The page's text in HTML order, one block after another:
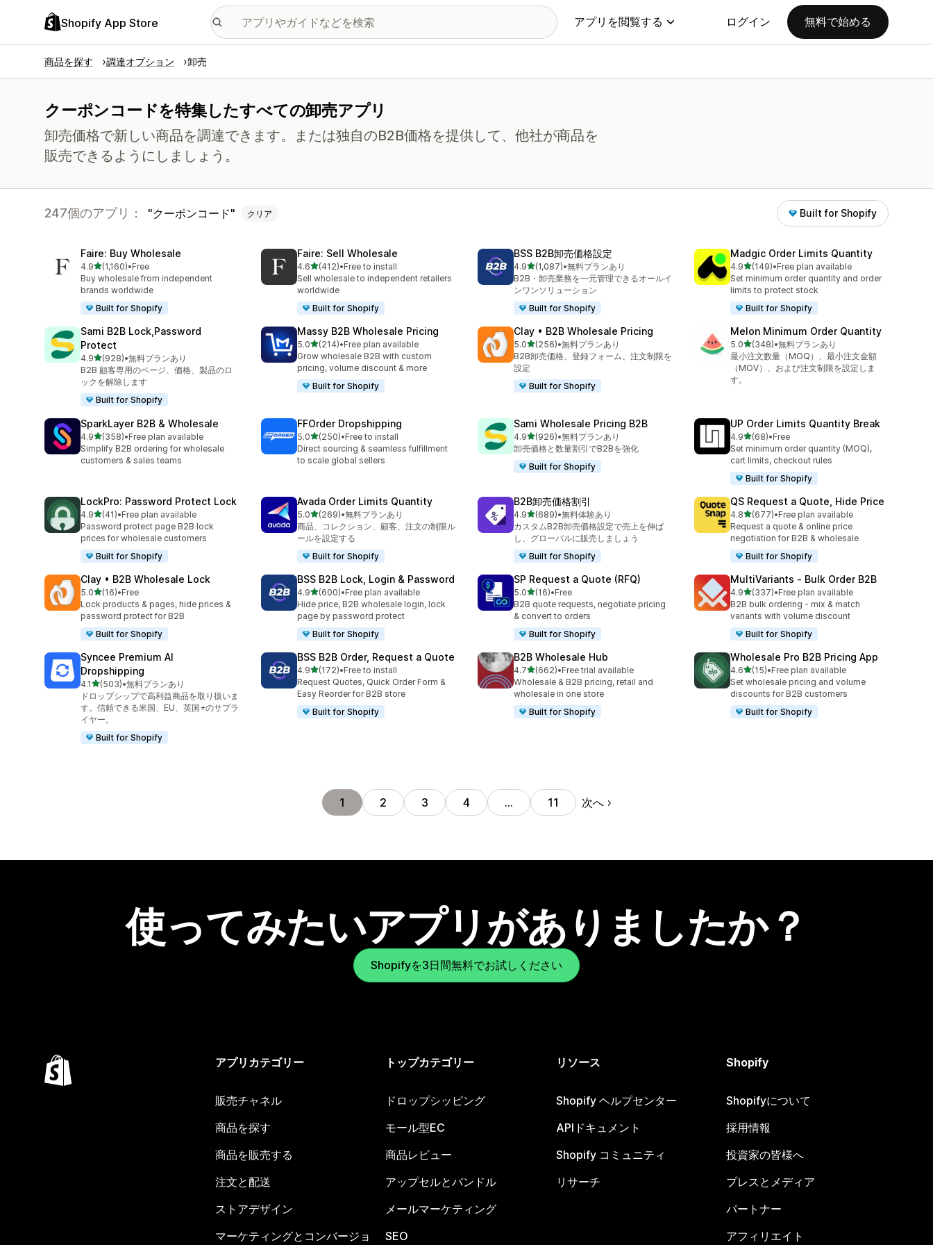
Shopify App Store アプリを閲覧する ログイン 無料で始める
商品を探す 調達オプション 卸売
クーポンコードを特集したすべての卸売アプリ
卸売価格で新しい商品を調達できます。または独自のB2B価格を提供して、他社が商品を
販売できるようにしましょう。
247個のアプリ： クーポンコード クリア Built for Shopify
Faire: Buy Wholesale
4.95つ星中
(1,160)
合計レビュー数：1160件
•Free
Buy wholesale from independent
brands worldwide
Built for Shopify
Faire: Sell Wholesale
4.65つ星中
(412)
合計レビュー数：412件
•Free to install
Sell wholesale to independent retailers
worldwide
Built for Shopify
BSS B2B卸売価格設定
4.95つ星中
(1,087)
合計レビュー数：1087件
•無料プランあり
B2B・卸売業務を一元管理できるオールイ
ンワンソリューション
Built for Shopify
Madgic Order Limits Quantity
4.95つ星中
(149)
合計レビュー数：149件
•Free plan available
Set minimum order quantity and order
limits to protect stock
Built for Shopify
Sami B2B Lock,Password
Protect
4.95つ星中
(928)
合計レビュー数：928件
•無料プランあり
B2B 顧客専用のページ、価格、製品のロ
ックを解除します
Built for Shopify
Massy B2B Wholesale Pricing
5.05つ星中
(214)
合計レビュー数：214件
•Free plan available
Grow wholesale B2B with custom
pricing, volume discount & more
Built for Shopify
Clay • B2B Wholesale Pricing
5.05つ星中
(256)
合計レビュー数：256件
•無料プランあり
B2B卸売価格、登録フォーム、注文制限を
設定
Built for Shopify
Melon Minimum Order Quantity
5.05つ星中
(348)
合計レビュー数：348件
•無料プランあり
最小注文数量（MOQ）、最小注文金額
（MOV）、および注文制限を設定しま
す。
SparkLayer B2B & Wholesale
4.95つ星中
(358)
合計レビュー数：358件
•Free plan available
Simplify B2B ordering for wholesale
customers & sales teams
FFOrder Dropshipping
5.05つ星中
(250)
合計レビュー数：250件
•Free to install
Direct sourcing & seamless fulfillment
to scale global sellers
Sami Wholesale Pricing B2B
4.95つ星中
(926)
合計レビュー数：926件
•無料プランあり
卸売価格と数量割引でB2Bを強化
Built for Shopify
UP Order Limits Quantity Break
4.95つ星中
(68)
合計レビュー数：68件
•Free
Set minimum order quantity (MOQ),
cart limits, checkout rules
Built for Shopify
LockPro: Password Protect Lock
4.95つ星中
(41)
合計レビュー数：41件
•Free plan available
Password protect page B2B lock
prices for wholesale customers
Built for Shopify
Avada Order Limits Quantity
5.05つ星中
(269)
合計レビュー数：269件
•無料プランあり
商品、コレクション、顧客、注文の制限ル
ールを設定する
Built for Shopify
B2B卸売価格割引
4.95つ星中
(689)
合計レビュー数：689件
•無料体験あり
カスタムB2B卸売価格設定で売上を伸ば
し、グローバルに販売しましょう
Built for Shopify
QS Request a Quote, Hide Price
4.85つ星中
(677)
合計レビュー数：677件
•Free plan available
Request a quote & online price
negotiation for B2B & wholesale
Built for Shopify
Clay • B2B Wholesale Lock
5.05つ星中
(16)
合計レビュー数：16件
•Free
Lock products & pages, hide prices &
password protect for B2B
Built for Shopify
BSS B2B Lock, Login & Password
4.95つ星中
(600)
合計レビュー数：600件
•Free plan available
Hide price, B2B wholesale login, lock
page by password protect
Built for Shopify
SP Request a Quote (RFQ)
5.05つ星中
(16)
合計レビュー数：16件
•Free
B2B quote requests, negotiate pricing
& convert to orders
Built for Shopify
MultiVariants ‑ Bulk Order B2B
4.95つ星中
(337)
合計レビュー数：337件
•Free plan available
B2B bulk ordering - mix & match
variants with volume discount
Built for Shopify
Syncee Premium AI
Dropshipping
4.15つ星中
(503)
合計レビュー数：503件
•無料プランあり
ドロップシップで高利益商品を取り扱いま
す。信頼できる米国、EU、英国+のサプラ
イヤー。
Built for Shopify
BSS B2B Order, Request a Quote
4.95つ星中
(172)
合計レビュー数：172件
•Free to install
Request Quotes, Quick Order Form &
Easy Reorder for B2B store
Built for Shopify
B2B Wholesale Hub
4.75つ星中
(662)
合計レビュー数：662件
•Free trial available
Wholesale & B2B pricing, retail and
wholesale in one store
Built for Shopify
Wholesale Pro B2B Pricing App
4.65つ星中
(15)
合計レビュー数：15件
•Free plan available
Set wholesale pricing and volume
discounts for B2B customers
Built for Shopify
1 2 3 4 … 11 次へ
使ってみたいアプリがありましたか？
Shopifyを3日間無料でお試しください
アプリカテゴリー
販売チャネル
商品を探す
商品を販売する
注文と配送
ストアデザイン
マーケティングとコンバージョ
トップカテゴリー
ドロップシッピング
モール型EC
商品レビュー
アップセルとバンドル
メールマーケティング
SEO
リソース
Shopify ヘルプセンター
APIドキュメント
Shopify コミュニティ
リサーチ
Shopify
Shopifyについて
採用情報
投資家の皆様へ
プレスとメディア
パートナー
アフィリエイト